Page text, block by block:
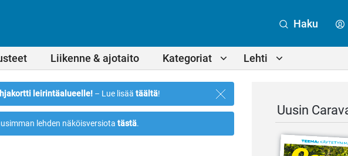
Liikenne & ajotaito Kategoriat Lehti
Haku
leirintäalueelle! – Lue lisää täältä!
Sulje
ilmoitus
lehden näköisversiota tästä.
Uusin